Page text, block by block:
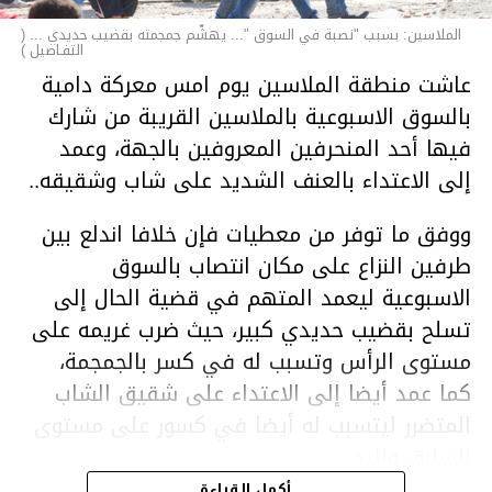
الملاسين: بسبب "نصبة في السوق "... يهشّم جمجمته بقضيب حديدي ... (
التفـاصيل )
عاشت منطقة الملاسين يوم امس معركة دامية
بالسوق الاسبوعية بالملاسين القريبة من شارك
فيها أحد المنحرفين المعروفين بالجهة، وعمد
إلى الاعتداء بالعنف الشديد على شاب وشقيقه..
ووفق ما توفر من معطيات فإن خلافا اندلع بين
طرفين النزاع على مكان انتصاب بالسوق
الاسبوعية ليعمد المتهم في قضية الحال إلى
تسلح بقضيب حديدي كبير، حيث ضرب غريمه على
مستوى الرأس وتسبب له في كسر بالجمجمة،
كما عمد أيضا إلى الاعتداء على شقيق الشاب
المتضرر ليتسبب له أيضا في كسور على مستوى